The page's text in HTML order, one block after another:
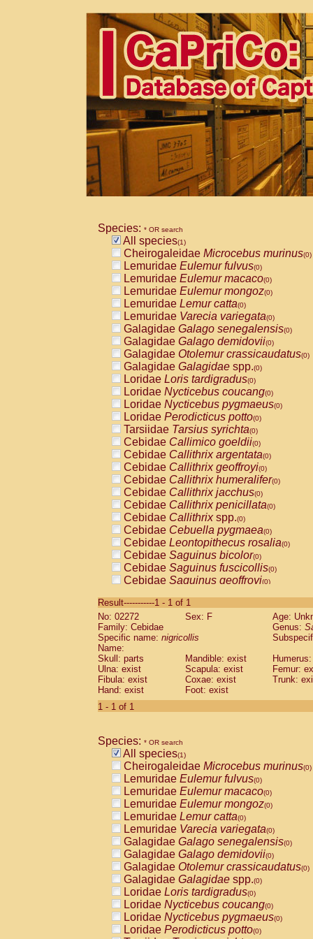
Species: * OR search
All species(1)
Cheirogaleidae Microcebus murinus(0)
Lemuridae Eulemur fulvus(0)
Lemuridae Eulemur macaco(0)
Lemuridae Eulemur mongoz(0)
Lemuridae Lemur catta(0)
Lemuridae Varecia variegata(0)
Galagidae Galago senegalensis(0)
Galagidae Galago demidovii(0)
Galagidae Otolemur crassicaudatus(0)
Galagidae Galagidae spp.(0)
Loridae Loris tardigradus(0)
Loridae Nycticebus coucang(0)
Loridae Nycticebus pygmaeus(0)
Loridae Perodicticus potto(0)
Tarsiidae Tarsius syrichta(0)
Cebidae Callimico goeldii(0)
Cebidae Callithrix argentata(0)
Cebidae Callithrix geoffroyi(0)
Cebidae Callithrix humeralifer(0)
Cebidae Callithrix jacchus(0)
Cebidae Callithrix penicillata(0)
Cebidae Callithrixspp.(0)
Cebidae Cebuella pygmaea(0)
Cebidae Leontopithecus rosalia(0)
Cebidae Saguinus bicolor(0)
Cebidae Saguinus fuscicollis(0)
Cebidae Saguinus geoffroyi(0)
CebidaeSaguinus labiatus(0)
Cebidae Saguinus leucopus (0)
Cebidae
CebidaeSaguinus mystax
Cebidae Saguinus nigricollis (1)
Cebidae Saguinus oedipus
Cebidae Saguinus weddelli
Cebidae Saguinusspp.
Cebidae
CebidaeCebus capucinus
CebidaeCebus nigrivittatus
CebidaeCebus spp.(0)
CebidaeSaimiri boliviensis(0)
CebidaeSaimiri sciureus(0)
AtelidaeAlouatta caraya(0)
AtelidaeAlouatta fusca(0)
AtelidaeAlouatta seniculus(0)
AtelidaeAlouattaspp.(0)
AtelidaeAteles belzebuth(0)
AtelidaeAteles geoffroyi(0)
AtelidaeAteles paniscus(0)
AtelidaeAtelesspp.(0)
AtelidaeLagothrix lagothricha(0)
AtelidaeLagothrix lagothricha cana
PitheciidaeCacajao calvus
Result-----------1 - 1 of 1
No: 02272
Sex: F
Age:
Family: Cebidae
Genus:
Specific name: nigricollis
Name:
Skull: parts
Mandible: exist
Ulna: exist
Scapula: exist
Femur:
Fibula: exist
Coxae: exist
Trunk:
Hand: exist
Foot: exist
1 - 1 of 1
Species: * OR search
All species(1)
Cheirogaleidae Microcebus murinus(0)
Lemuridae Eulemur fulvus(0)
Lemuridae Eulemur macaco(0)
Lemuridae Eulemur mongoz(0)
Lemuridae Lemur catta(0)
Lemuridae Varecia variegata(0)
Galagidae Galago senegalensis(0)
Galagidae Galago demidovii(0)
Galagidae Otolemur crassicaudatus(0)
Galagidae Galagidae spp.(0)
Loridae Loris tardigradus(0)
Loridae Nycticebus coucang(0)
Loridae Nycticebus pygmaeus(0)
Loridae Perodicticus potto(0)